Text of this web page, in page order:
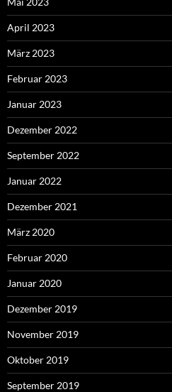
April 2023
März 2023
Februar 2023
Januar 2023
Dezember 2022
September 2022
Januar 2022
Dezember 2021
März 2020
Februar 2020
Januar 2020
Dezember 2019
November 2019
Oktober 2019
September 2019